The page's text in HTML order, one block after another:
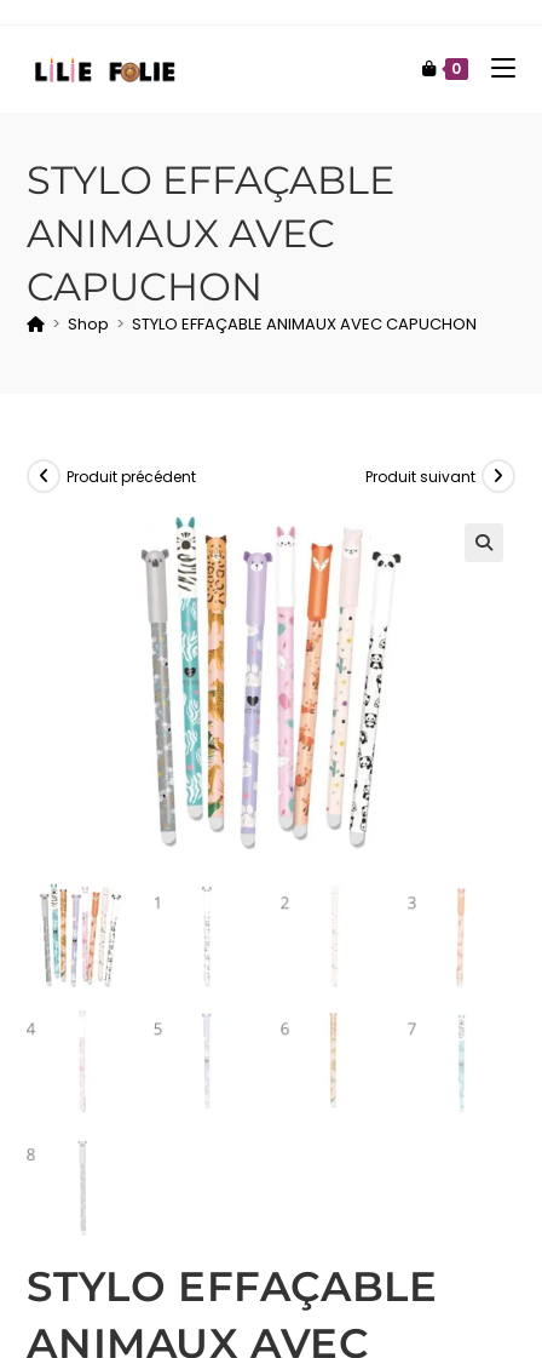
0
STYLO EFFAÇABLE
ANIMAUX AVEC
CAPUCHON
> Shop > STYLO EFFAÇABLE ANIMAUX AVEC CAPUCHON
Produit précédent Produit suivant
STYLO EFFAÇABLE
ANIMAUX AVEC